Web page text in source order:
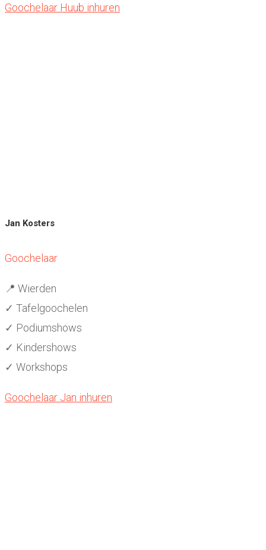
Goochelaar Huub inhuren
Jan Kosters
Goochelaar
📍 Wierden
✓ Tafelgoochelen
✓ Podiumshows
✓ Kindershows
✓ Workshops
Goochelaar Jan inhuren